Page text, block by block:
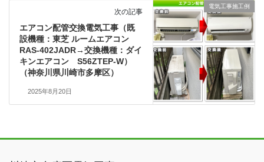
電気工事施工例
次の記事
エアコン配管交換電気工事（既
設機種：東芝 ルームエアコン
RAS-402JADR→交換機種：ダイ
キンエアコン S56ZTEP-W）
（神奈川県川崎市多摩区）
2025年8月20日